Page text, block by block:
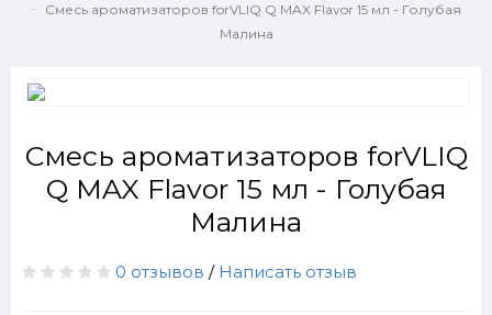
Смесь ароматизаторов forVLIQ Q MAX Flavor 15 мл - Голубая
Малина
Смесь ароматизаторов forVLIQ
Q MAX Flavor 15 мл - Голубая
Малина
0 отзывов / Написать отзыв